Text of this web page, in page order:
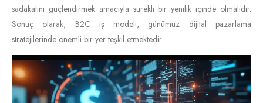
sadakatini güçlendirmek amacıyla sürekli bir yenilik içinde olmalıdır.
Sonuç olarak, B2C iş modeli, günümüz dijital pazarlama
stratejilerinde önemli bir yer teşkil etmektedir.